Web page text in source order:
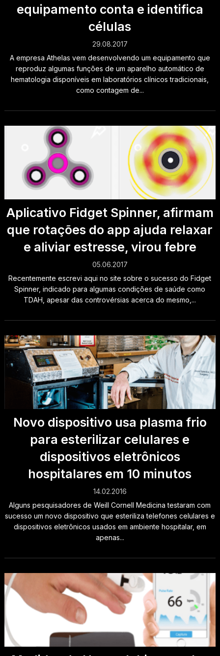
equipamento conta e identifica
células
29.08.2017
A empresa Athelas vem desenvolvendo um equipamento que
reproduz algumas funções de um aparelho automático de
hematologia disponíveis em laboratórios clínicos tradicionais,
como contagem de...
Aplicativo Fidget Spinner, afirmam
que rotações do app ajuda relaxar
e aliviar estresse, virou febre
05.06.2017
Recentemente escrevi aqui no site sobre o sucesso do Fidget
Spinner, indicado para algumas condições de saúde como
TDAH, apesar das controvérsias acerca do mesmo,...
Novo dispositivo usa plasma frio
para esterilizar celulares e
dispositivos eletrônicos
hospitalares em 10 minutos
14.02.2016
Alguns pesquisadores de Weill Cornell Medicina testaram com
sucesso um novo dispositivo que esteriliza telefones celulares e
dispositivos eletrônicos usados em ambiente hospitalar, em
apenas...